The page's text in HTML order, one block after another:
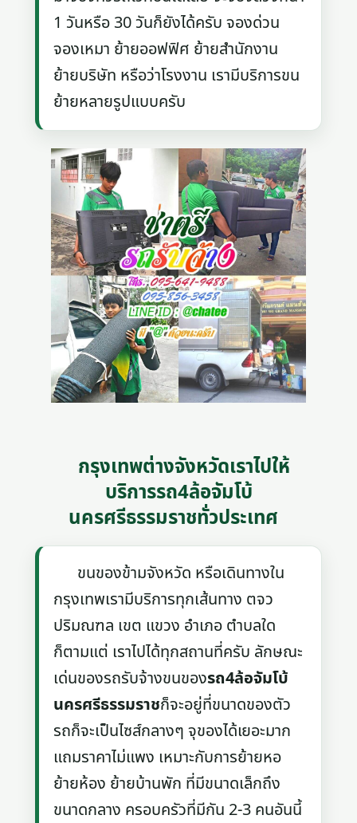
1 วันหรือ 30 วันก็ยังได้ครับ จองด่วน
จองเหมา ย้ายออฟฟิศ ย้ายสำนักงาน
ย้ายบริษัท หรือว่าโรงงาน เรามีบริการขน
ย้ายหลายรูปแบบครับ
กรุงเทพต่างจังหวัดเราไปให้
บริการรถ4ล้อจัมโบ้
นครศรีธรรมราชทั่วประเทศ
ขนของข้ามจังหวัด หรือเดินทางใน
กรุงเทพเรามีบริการทุกเส้นทาง ตจว
ปริมณฑล เขต แขวง อำเภอ ตำบลใด
ก็ตามแต่ เราไปได้ทุกสถานที่ครับ ลักษณะ
เด่นของรถรับจ้างขนของรถ4ล้อจัมโบ้
นครศรีธรรมราชก็จะอยู่ที่ขนาดของตัว
รถก็จะเป็นไซส์กลางๆ จุของได้เยอะมาก
แถมราคาไม่แพง เหมาะกับการย้ายหอ
ย้ายห้อง ย้ายบ้านพัก ที่มีขนาดเล็กถึง
ขนาดกลาง ครอบครัวที่มีกัน 2-3 คนอันนี้